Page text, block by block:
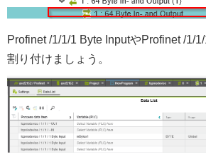
Profinet /1/1/1 Byte InputやProfinet /1/
割り付けましょう。